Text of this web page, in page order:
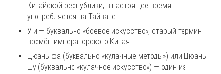
Китайской республики, в настоящее время
употребляется на Тайване.
У-и — буквально «боевое искусство», старый термин
времён императорского Китая.
Цюань-фа (буквально «кулачные методы») или Цюань-
шу (буквально «кулачное искусство») — один из